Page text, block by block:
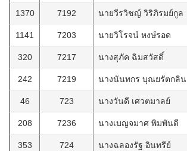
1370 7192 นายวีรวิชญ์ วิริภิรมย์กูล
1141 7203 นายวิโรจน์ หงษ์รอด
320 7217 นางสุภัค ฉิมสวัสดิ์
242 7219 นางนันทกร บุณยรัตกลิน
46 723 นางวันดี เศวตมาลย์
208 7236 นางเบญจมาศ พิมพันดี
353 724 นางฉลองรัฐ อินทรีย์